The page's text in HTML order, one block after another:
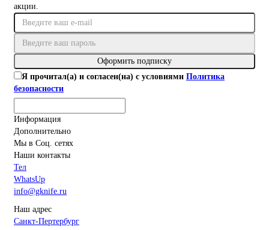
акции.
Оформить подписку
Я прочитал(а) и согласен(на) с условиями Политика
безопасности
Информация
Дополнительно
Мы в Соц. сетях
Наши контакты
Тел
WhatsUp
info@gknife.ru
Наш адрес
Санкт-Пертербург